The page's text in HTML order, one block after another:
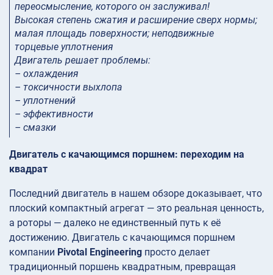
переосмысление, которого он заслуживал!
Высокая степень сжатия и расширение сверх нормы;
малая площадь поверхности; неподвижные
торцевые уплотнения
Двигатель решает проблемы:
– охлаждения
– токсичности выхлопа
– уплотнений
– эффективности
– смазки
Двигатель с качающимся поршнем: переходим на
квадрат
Последний двигатель в нашем обзоре доказывает, что
плоский компактный агрегат — это реальная ценность,
а роторы — далеко не единственный путь к её
достижению. Двигатель с качающимся поршнем
компании Pivotal Engineering просто делает
традиционный поршень квадратным, превращая